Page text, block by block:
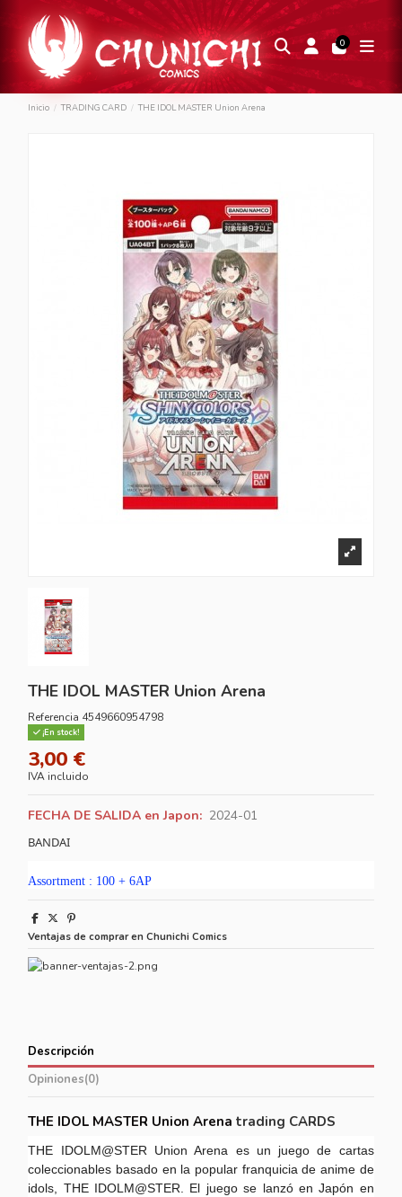
0
Inicio TRADING CARD THE IDOL MASTER Union Arena
THE IDOL MASTER Union Arena
Referencia 4549660954798
¡En stock!
3,00 €
IVA incluido
FECHA DE SALIDA en Japon: 2024-01
BANDAI
Assortment : 100 + 6AP
Ventajas de comprar en Chunichi Comics
Descripción
Opiniones(0)
THE IDOL MASTER Union Arenatrading CARDS
THE IDOLM@STER Union Arena es un juego de cartas
coleccionables basado en la popular franquicia de anime de
idols, THE IDOLM@STER. El juego se lanzó en Japón en